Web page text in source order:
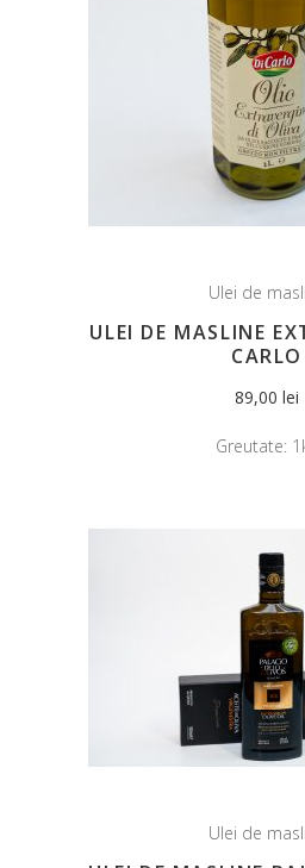
Ulei de
ULEI DE MASLINE
CARLO
89,00 lei
Greutate:
Ulei de